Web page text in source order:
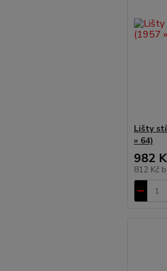
Lišty
» 64)
982
812 Kč